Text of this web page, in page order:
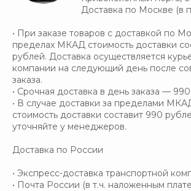
Доставка по Москве (в
• При заказе товаров с доставкой по
пределах МКАД стоимость доставки
рублей. Доставка осуществляется
компании на следующий день после
заказа.
• Срочная доставка в день заказа —
• В случае доставки за пределами
стоимость доставки составит 990
уточняйте у менеджеров.
Доставка по России
• Экспресс-доставка транспортной
• Почта России (в т.ч. наложенным